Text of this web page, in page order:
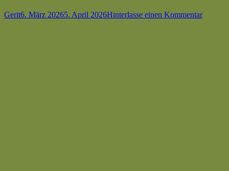
Autor
GeritVeröffentlicht
6. März 20265. April 2026Hinterlasse einen Kommentarzu